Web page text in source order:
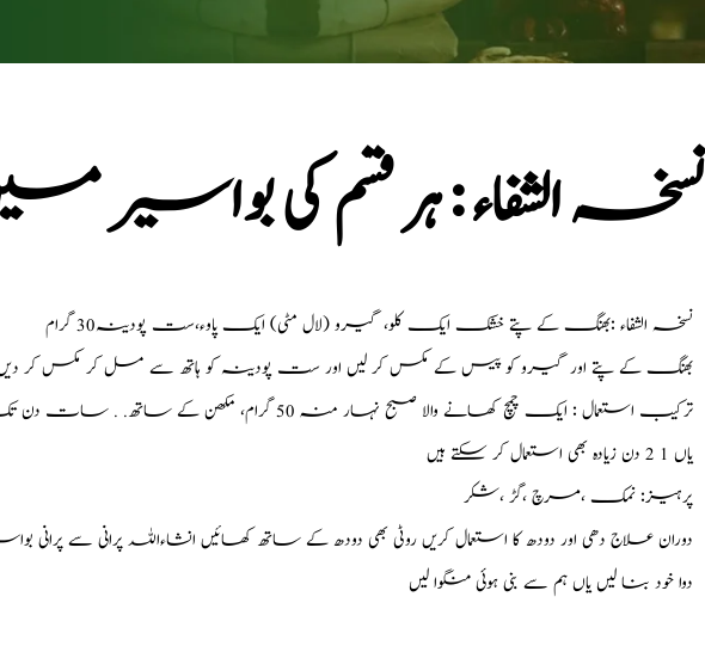
نسخہ الشفاء : ہر قسم کی
نسخہ الشفاء :بھنگ کے پتے خشک ایک کلو، گیرو (لال مٹی) ایک پاوء،ست پودینہ30 گرام
بھنگ کے پتے اور گیرو کو پیس کے مکس کر لیں اور ست پودینہ کو ہاتھ سے مسل کر مکس کر
ترکیب استعمال : ایک چمچ کھانے والا صبح نہار منہ 50 گرام، مکھن کے ساتھ. . سات دن تک استعمال کریں
یاں 1 2 دن زیادہ بھی استعمال کر سکتے ہیں
پرہیز: نمک ،مرچ ،گڑ ،شکر
دوران علاج دھی اور دودھ کا استعمال کریں روٹی بھی دودھ کے ساتھ کھائیں انشاءاللہ پرانی سے پرانی
دوا خود بنا لیں یاں ہم سے بنی ہوئی منگوا لیں